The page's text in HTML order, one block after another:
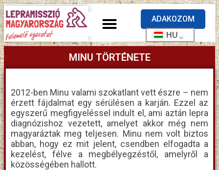
ADAKOZOM
HU
MINU TÖRTÉNETE
2012-ben Minu valami szokatlant vett észre – nem
érzett fájdalmat egy sérülésen a karján. Ezzel az
egyszerű megfigyeléssel indult el, ami aztán lepra
diagnózishoz vezetett, amelyet akkor még nem
magyaráztak meg teljesen. Minu nem volt biztos
abban, hogy ez mit jelent, csendben elfogadta a
kezelést, félve a megbélyegzéstől, amelyről a
közösségében hallott.